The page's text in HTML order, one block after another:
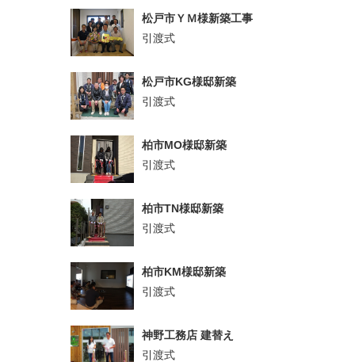
松戸市ＹＭ様新築工事
引渡式
松戸市KG様邸新築
引渡式
柏市MO様邸新築
引渡式
柏市TN様邸新築
引渡式
柏市KM様邸新築
引渡式
神野工務店 建替え
引渡式